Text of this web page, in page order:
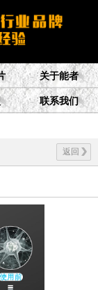
关于能者
联系我们
返回